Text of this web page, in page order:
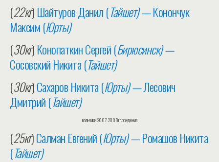
(22кг)Шайтуров Данил (Тайшет) —Конончук
Максим (Юрты)
(30кг)Конопаткин Сергей (Бирюсинск) —
Сосовский Никита (Тайшет)
(30кг)Сахаров Никита (Юрты) —Лесович
Дмитрий (Тайшет)
мальчики 2007-2008гг.рождения
(25кг)Салман Евгений (Юрты) —Ромашов Никита
(Тайшет)